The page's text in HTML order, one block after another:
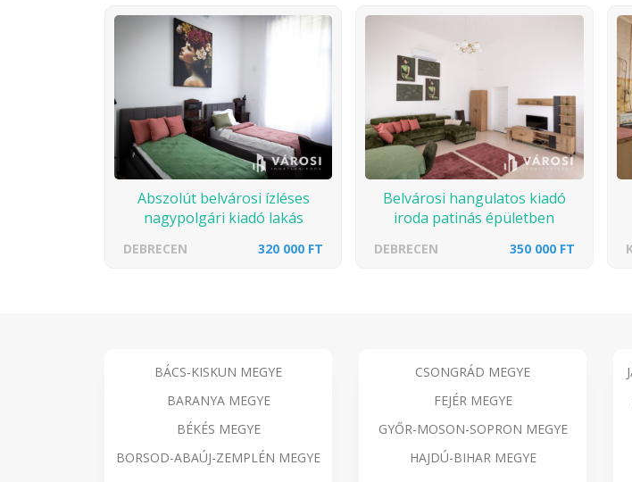
Abszolút belvárosi ízléses
nagypolgári kiadó lakás
DEBRECEN 320 000 FT
Belvárosi hangulatos kiadó
iroda patinás épületben
DEBRECEN 350 000 FT
BÁCS-KISKUN MEGYE
BARANYA MEGYE
BÉKÉS MEGYE
BORSOD-ABAÚJ-ZEMPLÉN MEGYE
CSONGRÁD MEGYE
FEJÉR MEGYE
GYŐR-MOSON-SOPRON MEGYE
HAJDÚ-BIHAR MEGYE